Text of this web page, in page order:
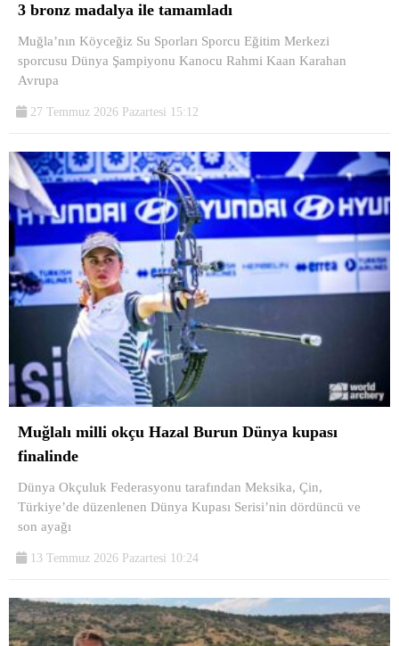
3 bronz madalya ile tamamladı
Muğla’nın Köyceğiz Su Sporları Sporcu Eğitim Merkezi
sporcusu Dünya Şampiyonu Kanocu Rahmi Kaan Karahan
Avrupa
27 Temmuz 2026 Pazartesi 15:12
Muğlalı milli okçu Hazal Burun Dünya kupası
finalinde
Dünya Okçuluk Federasyonu tarafından Meksika, Çin,
Türkiye’de düzenlenen Dünya Kupası Serisi’nin dördüncü ve
son ayağı
13 Temmuz 2026 Pazartesi 10:24